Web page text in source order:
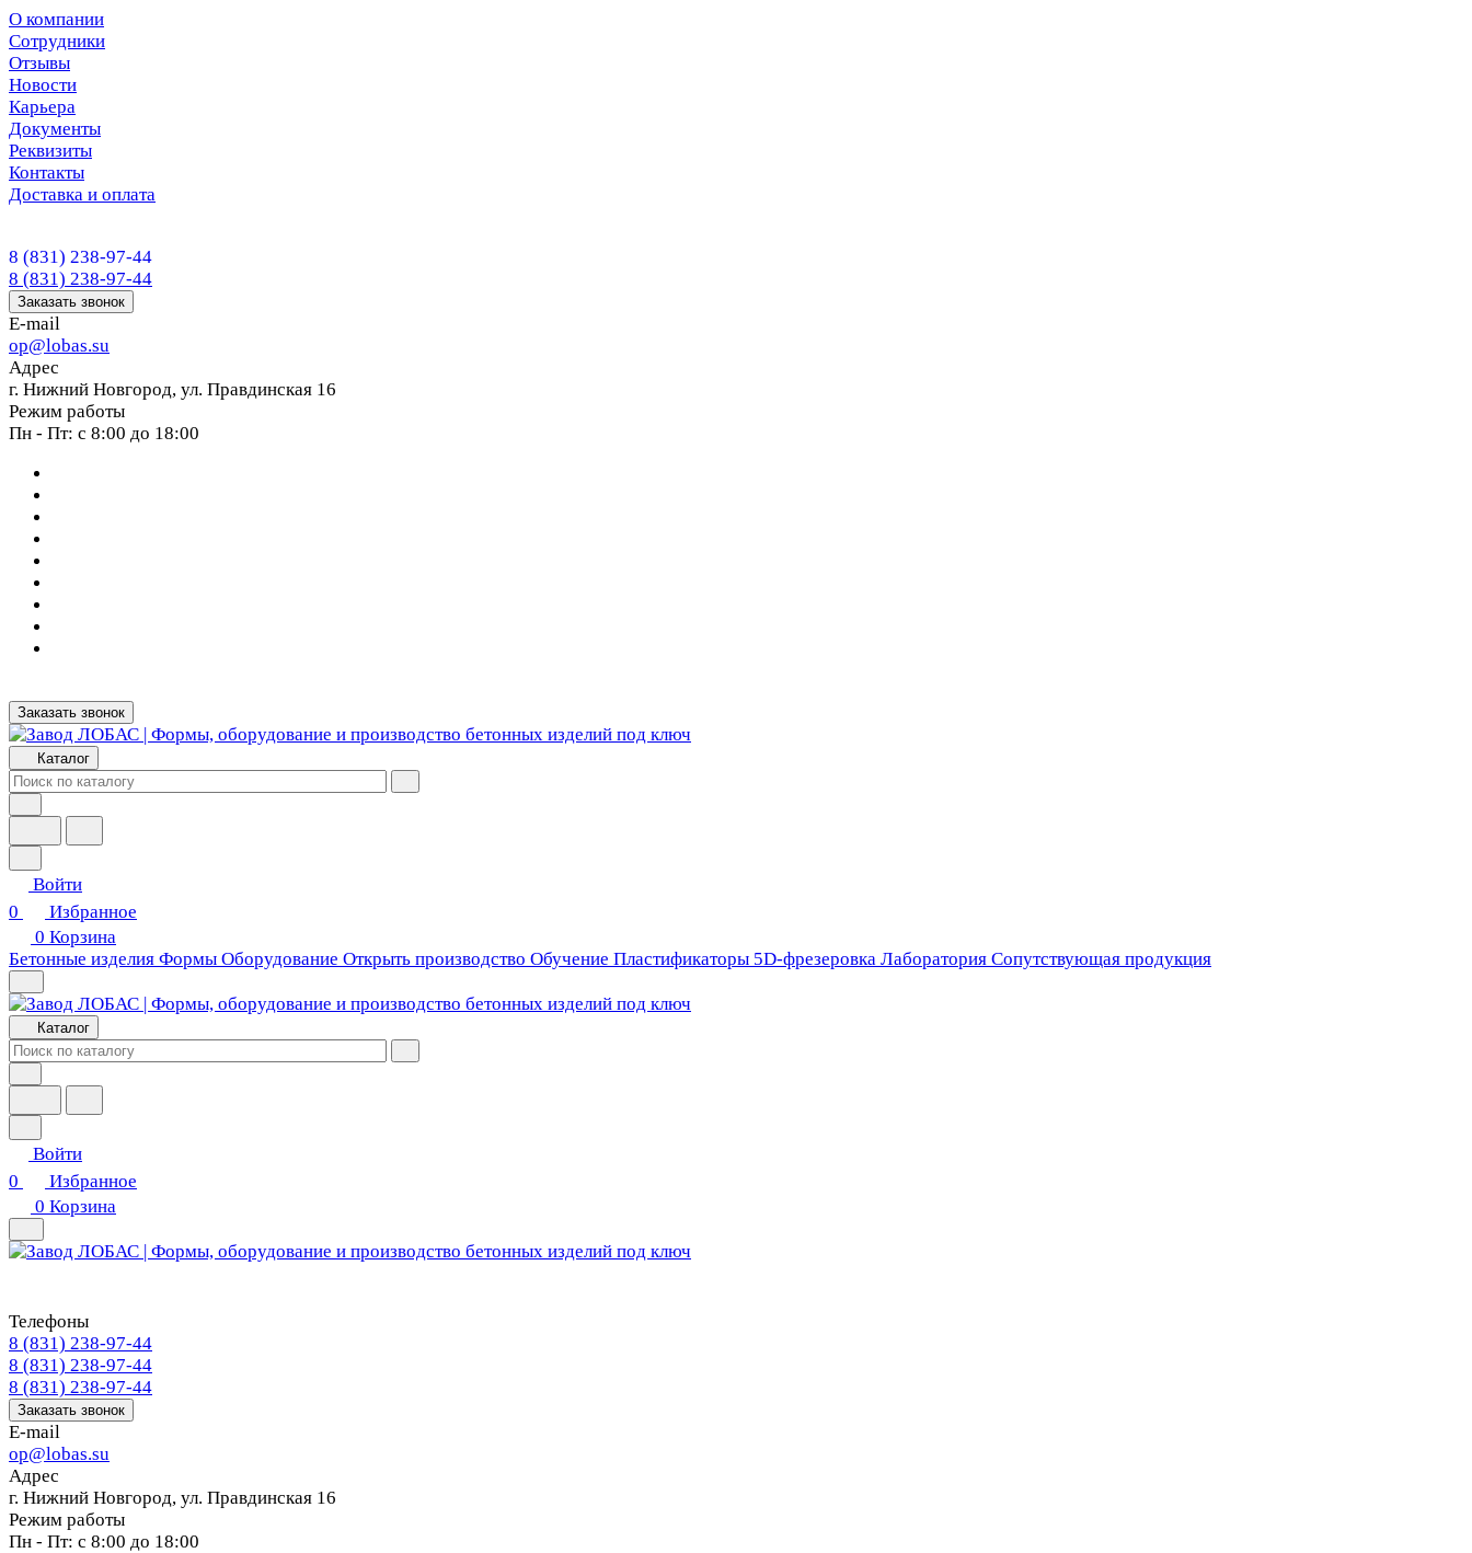
О компании
Сотрудники
Отзывы
Новости
Карьера
Документы
Реквизиты
Контакты
Доставка и оплата
8 (831) 238-97-44
8 (831) 238-97-44
Заказать звонок
E-mail
op@lobas.su
Адрес
г. Нижний Новгород, ул. Правдинская 16
Режим работы
Пн - Пт: с 8:00 до 18:00
Заказать звонок
Каталог
Войти
0
Избранное
0 Корзина
Бетонные изделия Формы Оборудование Открыть производство Обучение Пластификаторы 5D-фрезеровка Лаборатория Сопутствующая продукция
Каталог
Войти
0
Избранное
0 Корзина
Телефоны
8 (831) 238-97-44
8 (831) 238-97-44
8 (831) 238-97-44
Заказать звонок
E-mail
op@lobas.su
Адрес
г. Нижний Новгород, ул. Правдинская 16
Режим работы
Пн - Пт: с 8:00 до 18:00